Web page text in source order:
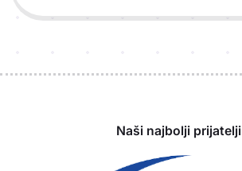
Naši najbolji prijatelji